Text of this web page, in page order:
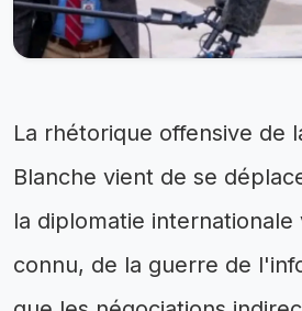
La rhétorique offensive de
Blanche vient de se
la diplomatie
connu, de la guerre de